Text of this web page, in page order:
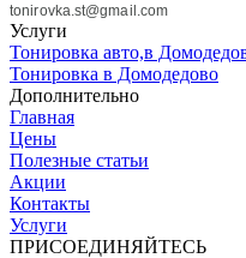
tonirovka.st@gmail.com
Услуги
Тонировка авто,в
Тонировка в Домодедово
Дополнительно
Главная
Цены
Полезные статьи
Акции
Контакты
Услуги
ПРИСОЕДИНЯЙТЕСЬ